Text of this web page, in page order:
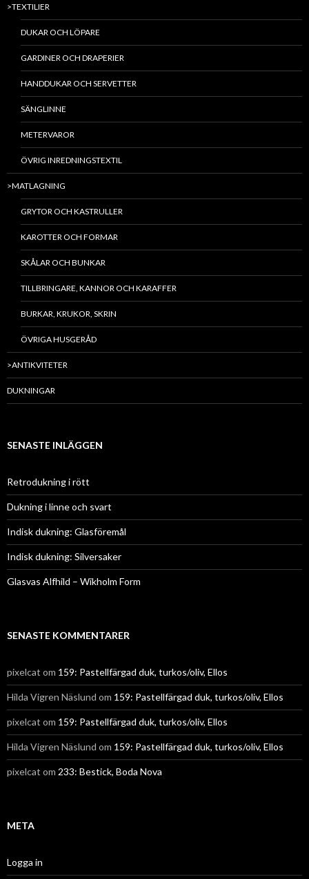
>TEXTILIER
DUKAR OCH LÖPARE
GARDINER OCH DRAPERIER
HANDDUKAR OCH SERVETTER
SÄNGLINNE
METERVAROR
ÖVRIG INREDNINGSTEXTIL
>MATLAGNING
GRYTOR OCH KASTRULLER
KAROTTER OCH FORMAR
SKÅLAR OCH BUNKAR
TILLBRINGARE, KANNOR OCH KARAFFER
BURKAR, KRUKOR, SKRIN
ÖVRIGA HUSGERÅD
>ANTIKVITETER
DUKNINGAR
SENASTE INLÄGGEN
Retrodukning i rött
Dukning i linne och svart
Indisk dukning: Glasföremål
Indisk dukning: Silversaker
Glasvas Alfhild – Wikholm Form
SENASTE KOMMENTARER
pixelcat om 159: Pastellfärgad duk, turkos/oliv, Ellos
Hilda Vigren Näslund om 159: Pastellfärgad duk, turkos/oliv, Ellos
pixelcat om 159: Pastellfärgad duk, turkos/oliv, Ellos
Hilda Vigren Näslund om 159: Pastellfärgad duk, turkos/oliv, Ellos
pixelcat om 233: Bestick, Boda Nova
META
Logga in